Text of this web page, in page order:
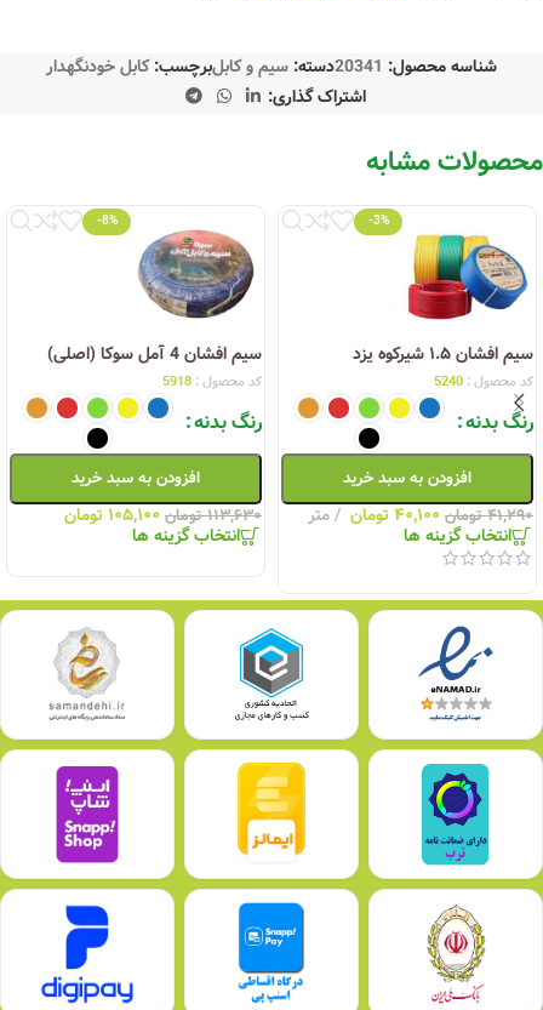
شناسه محصول: 20341دسته: سیم و کابلبرچسب: کابل خودنگهدار
اشتراک گذاری:
محصولات مشابه
-3%
سیم افشان ۱.۵ شیرکوه یزد
کد محصول : 5240
رنگ بدنه
افزودن به سبد خرید
۴۱,۲۹۰ تومان ۴۰,۱۰۰ تومان متر
انتخاب گزینه ها
-8%
سیم افشان 4 آمل سوکا (اصلی)
کد محصول : 5918
رنگ بدنه
افزودن به سبد خرید
۱۱۳,۶۳۰ تومان ۱۰۵,۱۰۰ تومان
انتخاب گزینه ها